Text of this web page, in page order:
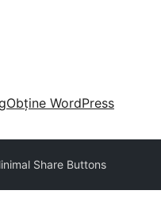
Obține WordPress
Share Buttons